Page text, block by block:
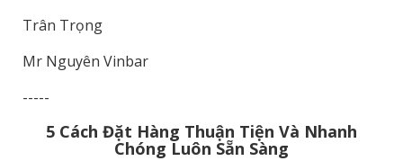
Trân Trọng
Mr Nguyên Vinbar
-----
5 Cách Đặt Hàng Thuận Tiện Và Nhanh
Chóng Luôn Sẵn Sàng